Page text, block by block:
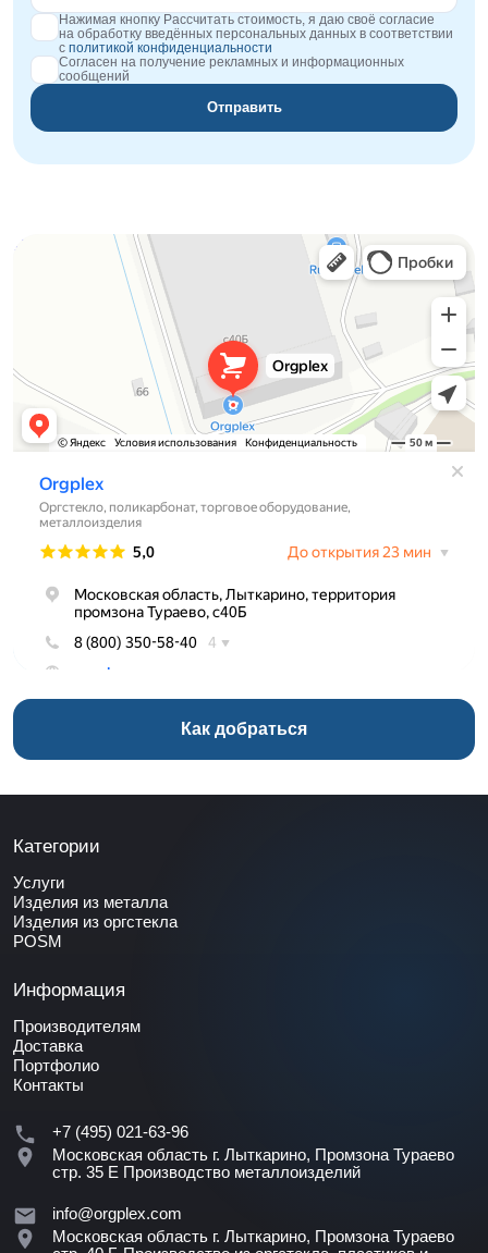
Нажимая кнопку Рассчитать стоимость, я даю своё согласие
на обработку введённых персональных данных в соответствии
с политикой конфиденциальности
Согласен на получение рекламных и информационных
сообщений
Отправить
Orgplex
Оргстекло, поликарбонат в Лыткарине
Торговое оборудование в Лыткарине
Как добраться
Категории
Услуги
Изделия из металла
Изделия из оргстекла
POSM
Информация
Производителям
Доставка
Портфолио
Контакты
+7 (495) 021-63-96
Московская область г. Лыткарино, Промзона Тураево
стр. 35 Е Производство металлоизделий
info@orgplex.com
Московская область г. Лыткарино, Промзона Тураево